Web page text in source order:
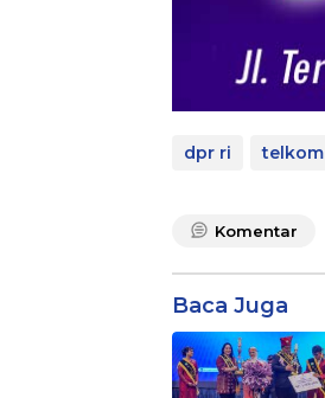
dpr ri telkom
Komentar
Baca Juga